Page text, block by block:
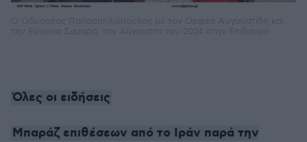
Όλες οι ειδήσεις
Μπαράζ επιθέσεων από το Ιράν παρά την